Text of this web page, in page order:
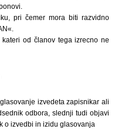
pri čemer mora biti razvidno
od članov tega izrecno ne
izvedeta zapisnikar ali
odbora, slednji tudi objavi
o izvedbi in izidu glasovanja